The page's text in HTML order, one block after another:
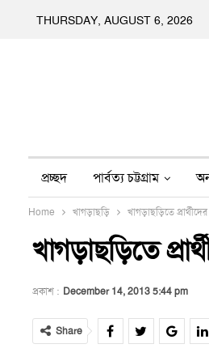
THURSDAY, AUGUST 6, 2026
প্রচ্ছদ পার্বত্য চট্টগ্রাম
অন্য মিডিয়া ইতিহাস
Home খাগড়াছড়ি খাগড়াছড়িতে
খাগড়াছড়িতে
প্রকাশ : December 14, 2013 5:44 pm
Share